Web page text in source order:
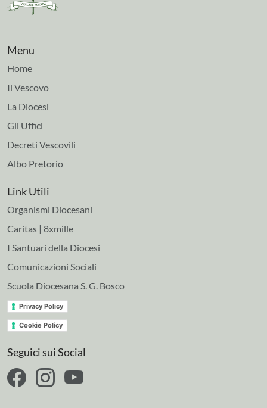
Menu
Home
Il Vescovo
La Diocesi
Gli Uffici
Decreti Vescovili
Albo Pretorio
Link Utili
Organismi Diocesani
Caritas | 8xmille
I Santuari della Diocesi
Comunicazioni Sociali
Scuola Diocesana S. G. Bosco
Privacy Policy
Cookie Policy
Seguici sui Social